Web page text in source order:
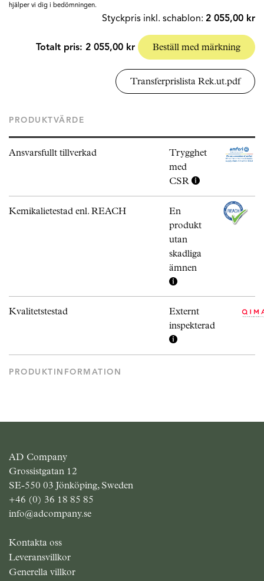
hjälper vi dig i bedömningen.
Styckpris inkl. schablon: 2 055,00 kr
Totalt pris: 2 055,00 kr Beställ med märkning
Transferprislista Rek.ut.pdf
PRODUKTVÄRDE
Ansvarsfullt tillverkad
Trygghet
med
CSR
Kemikalietestad enl. REACH
En
produkt
utan
skadliga
ämnen
Kvalitetstestad
Externt
inspekterad
PRODUKTINFORMATION
AD Company
Grossistgatan 12
SE-550 03 Jönköping, Sweden
+46 (0) 36 18 85 85
info@adcompany.se
Kontakta oss
Leveransvillkor
Generella villkor